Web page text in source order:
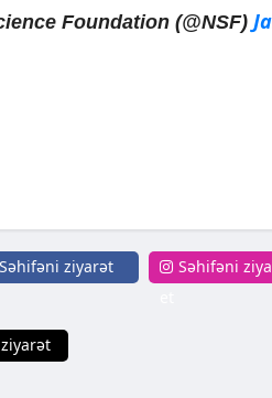
Foundation (@NSF)
Səhifəni ziyarət
Səhifəni